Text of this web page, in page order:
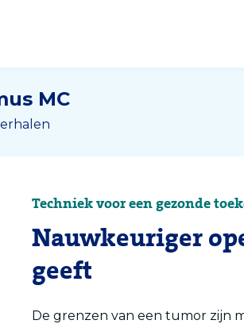
MC
Techniek voor een gezonde
Nauwkeuriger
geeft
De grenzen van een tumor zijn